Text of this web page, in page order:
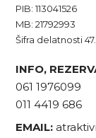
PIB: 113041526
MB: 21792993
Šifra delatnosti
INFO,
061 1976099
011 4419 686
EMAIL: